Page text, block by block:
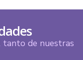
tanto de nuestras